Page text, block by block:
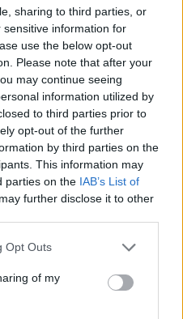
sharing to third parties, or
information for
use the below opt-out
Please note that after your
may continue seeing
information utilized by
to third parties prior to
opt-out of the further
by third parties on the
This information may
parties on the IAB’s List of
further disclose it to other
uses one or more Google
behaviour. You may click to
and its third-party tags to
purposes in below Google
Opt Outs
of my
tűzoltó évértékelés